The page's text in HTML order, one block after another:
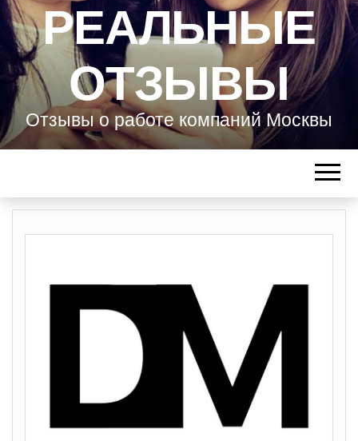
РЕАЛЬНЫЕ
ОТЗЫВЫ
Отзывы о работе компаний Москвы